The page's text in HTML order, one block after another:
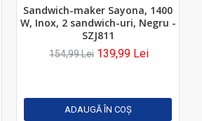
Sandwich-maker Sayona, 1400
W, Inox, 2 sandwich-uri, Negru -
SZJ811
154,99 Lei 139,99 Lei
ADAUGĂ ÎN COŞ